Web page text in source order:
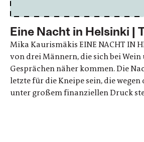
Eine Nacht in Helsinki |
Mika Kaurismäkis EINE NACHT IN
von drei Männern, die sich bei
Gesprächen näher kommen. Die
letzte für die Kneipe sein, die wegen
unter großem finanziellen Druck